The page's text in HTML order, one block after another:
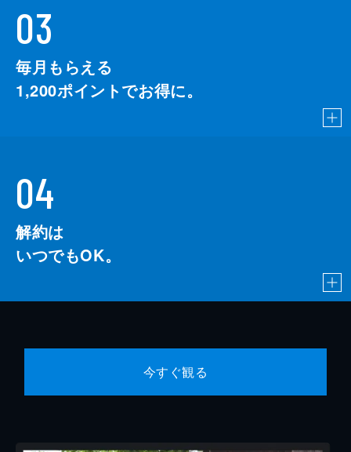
03
毎月もらえる
1,200ポイントでお得に。
04
解約は
いつでもOK。
今すぐ観る